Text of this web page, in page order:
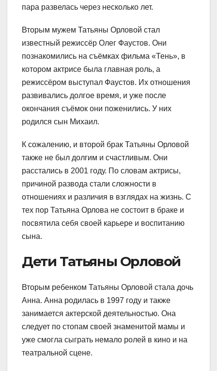
пара развелась через несколько лет.
Вторым мужем Татьяны Орловой стал
известный режиссёр Олег Фаустов. Они
познакомились на съёмках фильма «Тень», в
котором актрисе была главная роль, а
режиссёром выступал Фаустов. Их отношения
развивались долгое время, и уже после
окончания съёмок они поженились. У них
родился сын Михаил.
К сожалению, и второй брак Татьяны Орловой
также не был долгим и счастливым. Они
расстались в 2001 году. По словам актрисы,
причиной развода стали сложности в
отношениях и различия в взглядах на жизнь. С
тех пор Татьяна Орлова не состоит в браке и
посвятила себя своей карьере и воспитанию
сына.
Дети Татьяны Орловой
Вторым ребенком Татьяны Орловой стала дочь
Анна. Анна родилась в 1997 году и также
занимается актерской деятельностью. Она
следует по стопам своей знаменитой мамы и
уже смогла сыграть немало ролей в кино и на
театральной сцене.